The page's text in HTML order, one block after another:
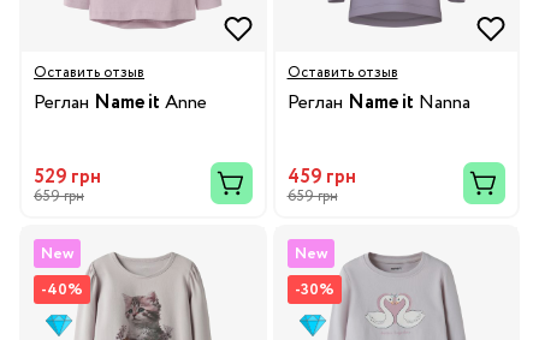
Оставить отзыв
Реглан Name it Anne
529 грн
659 грн
Оставить отзыв
Реглан Name it Nanna
459 грн
659 грн
New
-40%
New
-30%